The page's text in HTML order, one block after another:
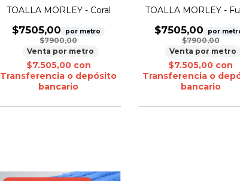
TOALLA MORLEY - Coral
$7505,00 por metro
$7900,00
Venta por metro
$7.505,00 con
Transferencia o depósito
bancario
TOALLA MORLEY -
$7505,00 por
$7900,00
Venta por metro
$7.505,00 con
Transferencia o
bancario